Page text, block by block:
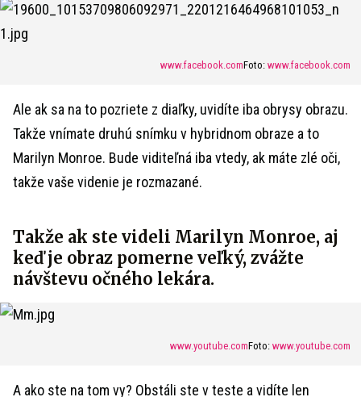
www.facebook.comFoto: www.facebook.com
Ale ak sa na to pozriete z diaľky, uvidíte iba obrysy obrazu.
Takže vnímate druhú snímku v hybridnom obraze a to
Marilyn Monroe. Bude viditeľná iba vtedy, ak máte zlé oči,
takže vaše videnie je rozmazané.
Takže ak ste videli Marilyn Monroe, aj
keď je obraz pomerne veľký, zvážte
návštevu očného lekára.
www.youtube.comFoto: www.youtube.com
A ako ste na tom vy? Obstáli ste v teste a vidíte len